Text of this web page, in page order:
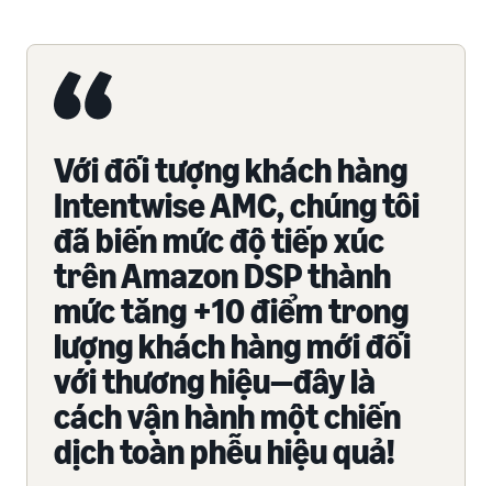
Với đối tượng khách hàng
Intentwise AMC, chúng tôi
đã biến mức độ tiếp xúc
trên Amazon DSP thành
mức tăng +10 điểm trong
lượng khách hàng mới đối
với thương hiệu—đây là
cách vận hành một chiến
dịch toàn phễu hiệu quả!